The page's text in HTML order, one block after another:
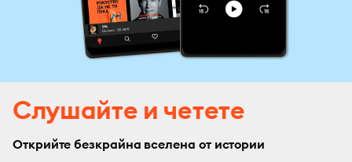
Слушайте и четете
Открийте безкрайна вселена от истории